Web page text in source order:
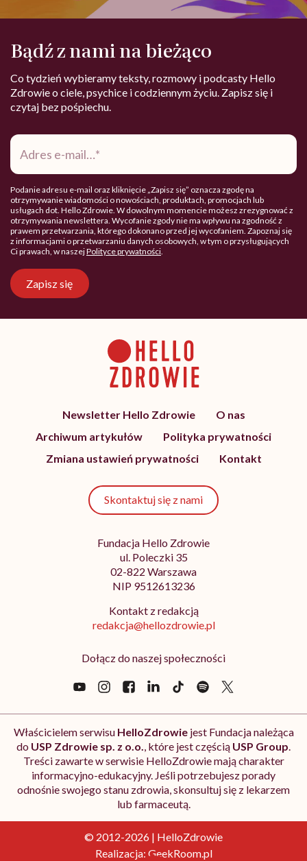
Bądź z nami na bieżąco
Co tydzień wybieramy teksty, rozmowy i podcasty Hello
Zdrowie o ciele, psychice i codziennym życiu. Zapisz się i
czytaj bez pośpiechu.
Adres
mail*
Podanie adresu e-mail oraz kliknięcie „Zapisz się” oznacza zgodę na
otrzymywanie wiadomości o nowościach, produktach, promocjach lub
usługach dot. Hello Zdrowie. W dowolnym momencie możesz zrezygnować z
otrzymywania newslettera. Wycofanie zgody nie ma wpływu na zgodność z
prawem przetwarzania, którego dokonano przed jej wycofaniem. Zapoznaj się
z informacjami o przetwarzaniu danych osobowych, w tym o przysługujących
Ci prawach, w naszejPolityce prywatności.
Zapisz się
Newsletter Hello Zdrowie
O nas
Archiwum artykułów
Polityka prywatności
Zmiana ustawień prywatności
Kontakt
Skontaktuj się z nami
Fundacja Hello Zdrowie
ul. Poleczki 35
02-822 Warszawa
NIP 9512613236
Kontakt z redakcją
redakcja@hellozdrowie.pl
Dołącz do naszej społeczności
Właścicielem serwisu HelloZdrowiejest Fundacja należąca
do USP Zdrowie sp. z o.o., które jest częścią USP Group.
Treści zawarte w serwisie HelloZdrowie mają charakter
informacyjno-edukacyjny. Jeśli potrzebujesz porady
odnośnie swojego stanu zdrowia, skonsultuj się z lekarzem
lub farmaceutą.
© 2012-2026 | HelloZdrowie
Realizacja: GeekRoom.pl